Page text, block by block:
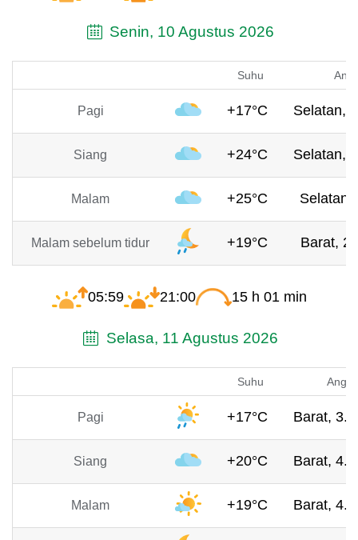
Senin, 10 Agustus 2026
Suhu
Pagi +17°C Selatan,
Siang +24°C Selatan,
Malam +25°C Selatan,
Malam sebelum tidur +19°C Barat,
05:59 21:00 15 h 01 min
Selasa, 11 Agustus 2026
Suhu Angin
Pagi +17°C Barat,
Siang +20°C Barat,
Malam +19°C Barat,